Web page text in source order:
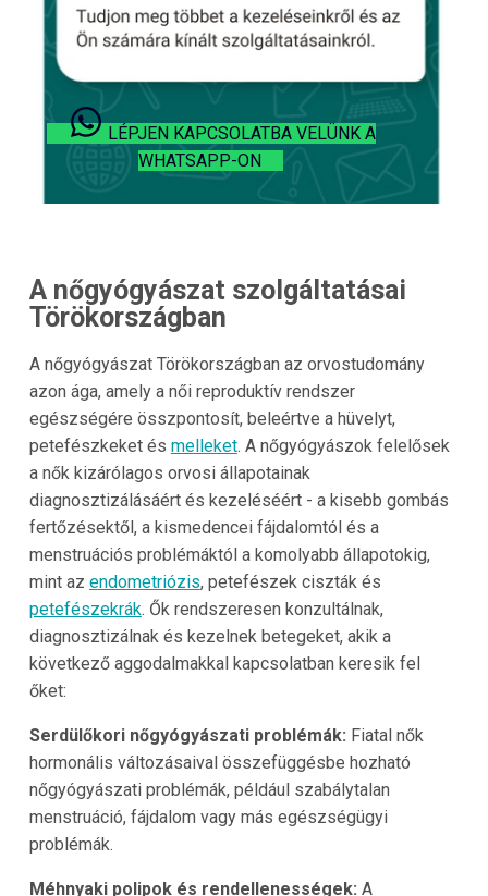
LÉPJEN KAPCSOLATBA VELÜNK A
WHATSAPP-ON
A nőgyógyászat szolgáltatásai
Törökországban
A nőgyógyászat Törökországban az orvostudomány
azon ága, amely a női reproduktív rendszer
egészségére összpontosít, beleértve a hüvelyt,
petefészkeket és melleket. A nőgyógyászok felelősek
a nők kizárólagos orvosi állapotainak
diagnosztizálásáért és kezeléséért - a kisebb gombás
fertőzésektől, a kismedencei fájdalomtól és a
menstruációs problémáktól a komolyabb állapotokig,
mint az endometriózis, petefészek ciszták és
petefészekrák. Ők rendszeresen konzultálnak,
diagnosztizálnak és kezelnek betegeket, akik a
következő aggodalmakkal kapcsolatban keresik fel
őket:
Serdülőkori nőgyógyászati problémák: Fiatal nők
hormonális változásaival összefüggésbe hozható
nőgyógyászati problémák, például szabálytalan
menstruáció, fájdalom vagy más egészségügyi
problémák.
Méhnyaki polipok és rendellenességek: A